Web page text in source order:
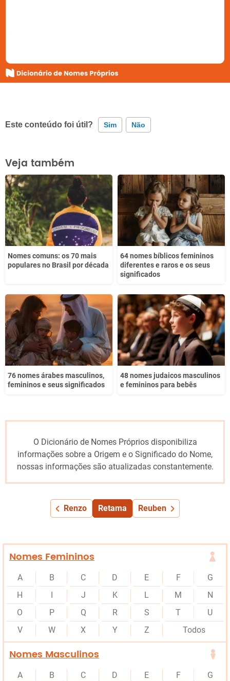
Este conteúdo foi útil? Sim Não
Este conteúdo contém informação incorreta
Este conteúdo não tem a informação que procuro
Outro
Veja também
Nomes comuns: os 70 mais
populares no Brasil por década
64 nomes bíblicos femininos
diferentes e raros e os seus
significados
76 nomes árabes masculinos,
femininos e seus significados
48 nomes judaicos masculinos
e femininos para bebês
O Dicionário de Nomes Próprios disponibiliza
informações sobre a Origem e o Significado do Nome,
nossas informações são atualizadas constantemente.
Renzo Retama Reuben
Nomes Femininos
A B C D E F
G
H
J K L M
N
O
P Q R S T
U
V
W X Y Z Todos
Nomes Masculinos
A B C D E F
G